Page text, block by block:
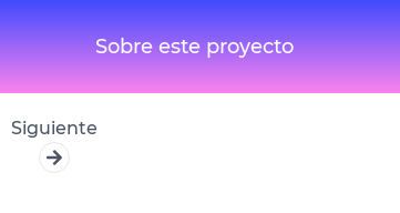
Sobre este proyecto
Siguiente